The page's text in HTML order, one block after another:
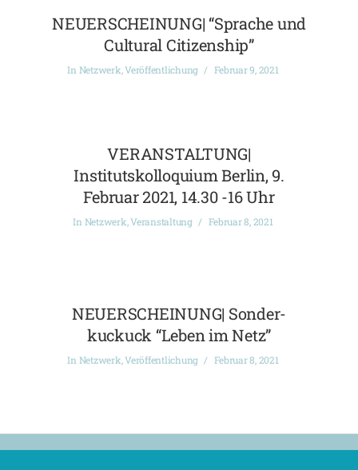
NEUERSCHEINUNG| “Sprache und
Cultural Citizenship”
In Netzwerk,Veröffentlichung Februar 9, 2021
VERANSTALTUNG|
Institutskolloquium Berlin, 9.
Februar 2021, 14.30 -16 Uhr
In Netzwerk,Veranstaltung Februar 8, 2021
NEUERSCHEINUNG| Sonder-
kuckuck “Leben im Netz”
In Netzwerk,Veröffentlichung Februar 8, 2021